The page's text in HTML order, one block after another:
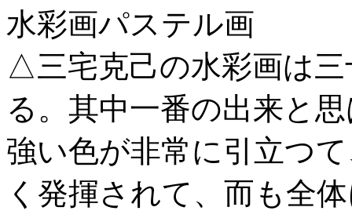
水彩画パステル画
△三宅克己の水彩画は
る。其中一番の出来と
強い色が非常に引立つ
く発揮されて、而も全